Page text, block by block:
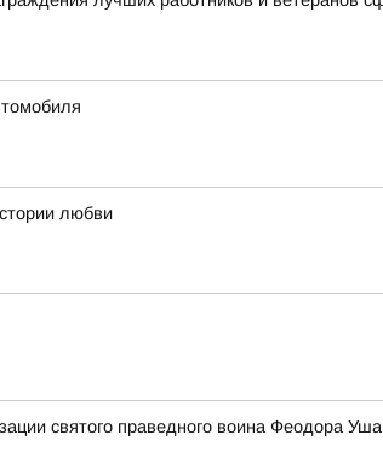
любви
святого праведного воина Феодора